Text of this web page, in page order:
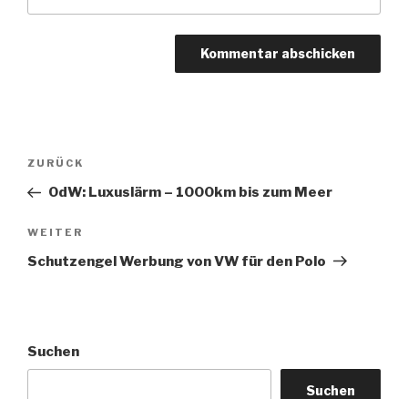
Beitragsnavigation
Vorheriger
Beitrag
ZURÜCK
OdW: Luxuslärm – 1000km bis zum Meer
Nächster
Beitrag
WEITER
Schutzengel Werbung von VW für den Polo
Suchen
Suchen